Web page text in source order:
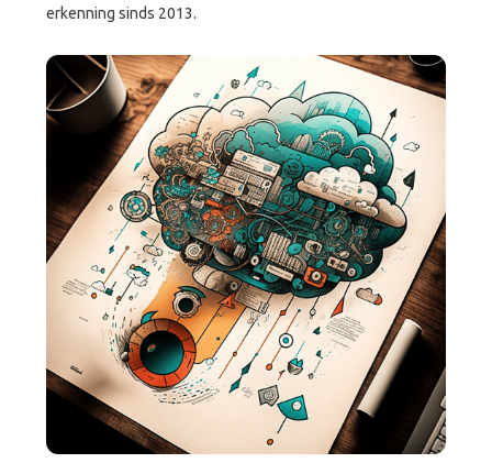
erkenning sinds 2013.